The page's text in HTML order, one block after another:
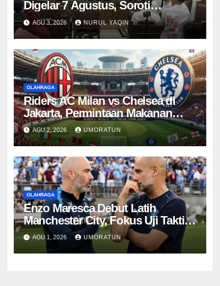
Digelar 7 Agustus, Soroti
Pencekalan
AGU 3, 2026 NURUL YAQIN
OLAHRAGA
Riders AC Milan vs Chelsea di
Jakarta, Permintaan Makanan
Klub Ternyata Berbeda
AGU 2, 2026 UMORATUN
OLAHRAGA
Enzo Maresca Debut Latih
Manchester City, Fokus Uji Taktik
saat Lawan Inter
AGU 1, 2026 UMORATUN